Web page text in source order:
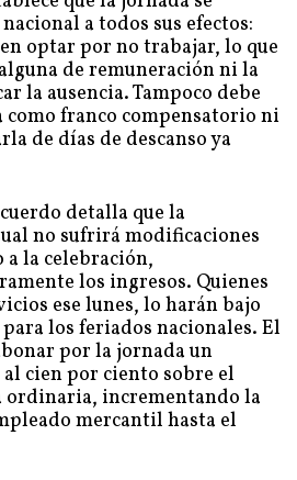
a todos sus efectos:
optar por no trabajar, lo que
de remuneración ni la
la ausencia. Tampoco debe
franco compensatorio ni
de días de descanso ya
detalla que la
no sufrirá modificaciones
la celebración,
los ingresos. Quienes
ese lunes, lo harán bajo
los feriados nacionales. El
por la jornada un
cien por ciento sobre el
ordinaria, incrementando la
mercantil hasta el